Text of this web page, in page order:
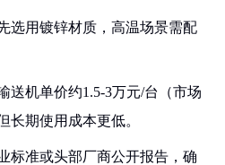
选用镀锌材质，高温场景需配
送机单价约1.5-3万元/台（市场
长期使用成本更低。
标准或头部厂商公开报告，确